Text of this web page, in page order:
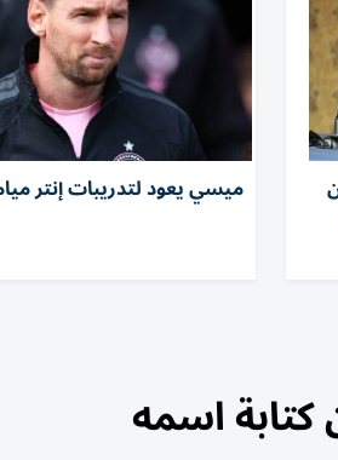
ميسي يعود لتدريبات إنتر
اسمه